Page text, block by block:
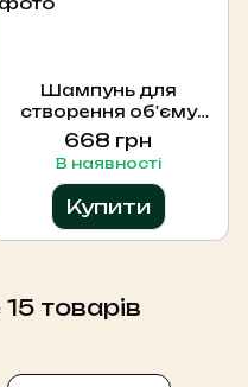
Шампунь для
створення об'єму
волосся Q+A
Volumising Shampoo
668 грн
В наявності
Купити
товарів